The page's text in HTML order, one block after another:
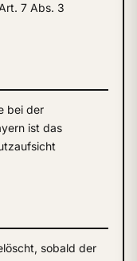
7 Abs. 3
bei der
ist das
sobald der